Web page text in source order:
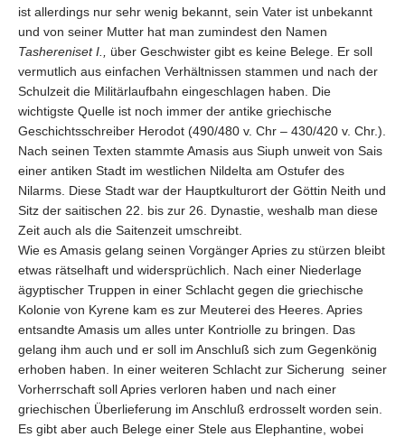
ist allerdings nur sehr wenig bekannt, sein Vater ist unbekannt
und von seiner Mutter hat man zumindest den Namen
Tashereniset I., über Geschwister gibt es keine Belege. Er soll
vermutlich aus einfachen Verhältnissen stammen und nach der
Schulzeit die Militärlaufbahn eingeschlagen haben. Die
wichtigste Quelle ist noch immer der antike griechische
Geschichtsschreiber Herodot (490/480 v. Chr – 430/420 v. Chr.).
Nach seinen Texten stammte Amasis aus Siuph unweit von Sais
einer antiken Stadt im westlichen Nildelta am Ostufer des
Nilarms. Diese Stadt war der Hauptkulturort der Göttin Neith und
Sitz der saitischen 22. bis zur 26. Dynastie, weshalb man diese
Zeit auch als die Saitenzeit umschreibt.
Wie es Amasis gelang seinen Vorgänger Apries zu stürzen bleibt
etwas rätselhaft und widersprüchlich. Nach einer Niederlage
ägyptischer Truppen in einer Schlacht gegen die griechische
Kolonie von Kyrene kam es zur Meuterei des Heeres. Apries
entsandte Amasis um alles unter Kontriolle zu bringen. Das
gelang ihm auch und er soll im Anschluß sich zum Gegenkönig
erhoben haben. In einer weiteren Schlacht zur Sicherung seiner
Vorherrschaft soll Apries verloren haben und nach einer
griechischen Überlieferung im Anschluß erdrosselt worden sein.
Es gibt aber auch Belege einer Stele aus Elephantine, wobei